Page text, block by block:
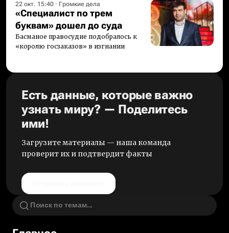
22 окт. 15:40 · Громкие дела
«Специалист по трем
буквам» дошел до суда
Басманое правосудие подобралось к
«королю госзаказов» в изгнании
Есть данные, которые важно
узнать миру? — Поделитесь
ими!
Загрузите материалы — наша команда
проверит их и подтвердит факты